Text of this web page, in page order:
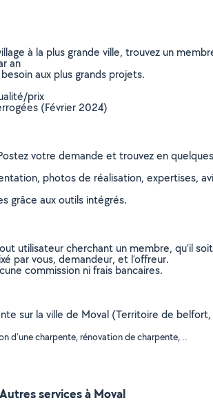
à la plus grande ville, trouvez un
an
aux plus grands projets.
prix
(Février 2024)
votre demande et trouvez en
photos de réalisation, expertises,
grâce aux outils intégrés.
utilisateur cherchant un membre, qu’il
par vous, demandeur, et l’offreur.
commission ni frais bancaires.
sur la ville de Moval (Territoire de
d'une charpente, rénovation de charpente, ..
Autres services à Moval